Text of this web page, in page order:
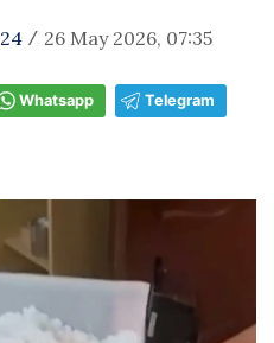
/ 26 May 2026, 07:35
Whatsapp Telegram